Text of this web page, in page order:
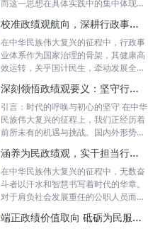
而这一思想在具体实践中的集中体现，
校准政绩观航向，深耕行政事业本职：新时代高质量发展的双重 imperative
在中华民族伟大复兴的征程中，行政事
业体系作为国家治理的骨架，其健康高
效运转，关乎国计民生，牵动发展全
深刻领悟政绩观要义：坚守行政事业初心，绘就为民服务新篇章
引言：时代的呼唤与初心的坚守 在中华
民族伟大复兴的征程上，我们正经历着
前所未有的机遇与挑战。国内外形势复
涵养为民政绩观，实干担当行稳致远：新时代公仆的价值坐标与实践航向
在中华民族伟大复兴的征程中，无数奋
斗者以汗水和智慧书写着时代的华章。
对于肩负社会发展重任的公职人员而
端正政绩价值取向 砥砺为民服务初心：新时代公仆的责任与担当